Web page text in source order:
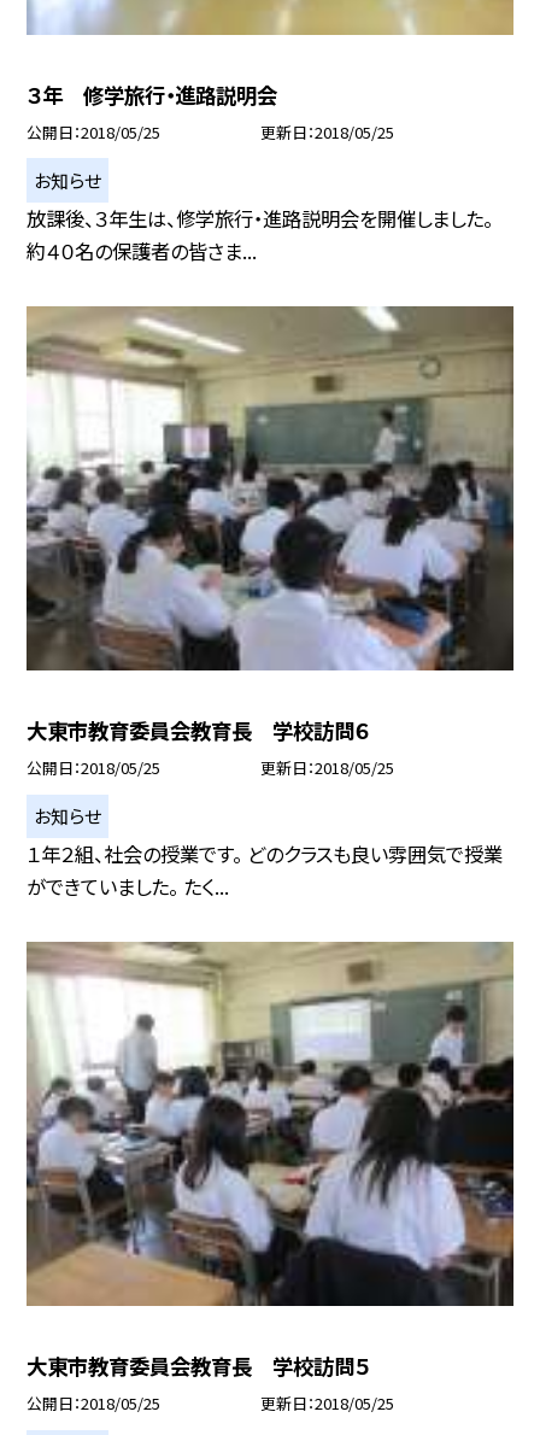
３年 修学旅行・進路説明会
公開日 2018/05/25 更新日 2018/05/25
お知らせ
放課後、３年生は、修学旅行・進路説明会を開催しました。
約４０名の保護者の皆さま...
大東市教育委員会教育長 学校訪問６
公開日 2018/05/25 更新日 2018/05/25
お知らせ
１年２組、社会の授業です。 どのクラスも良い雰囲気で授業
ができていました。 たく...
大東市教育委員会教育長 学校訪問５
公開日 2018/05/25 更新日 2018/05/25